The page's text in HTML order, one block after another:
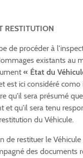
RESTITUTION
de procéder à
existants au
« État du
est ici considéré
qu'il sera présumé
et qu'il sera tenu
du Véhicule.
de restituer le
des documents